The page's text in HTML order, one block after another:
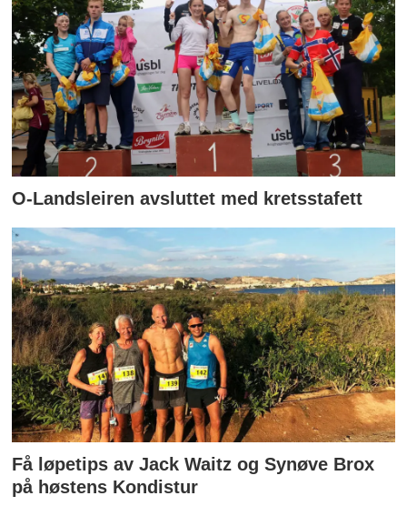
O-Landsleiren avsluttet med kretsstafett
Få løpetips av Jack Waitz og Synøve Brox
på høstens Kondistur